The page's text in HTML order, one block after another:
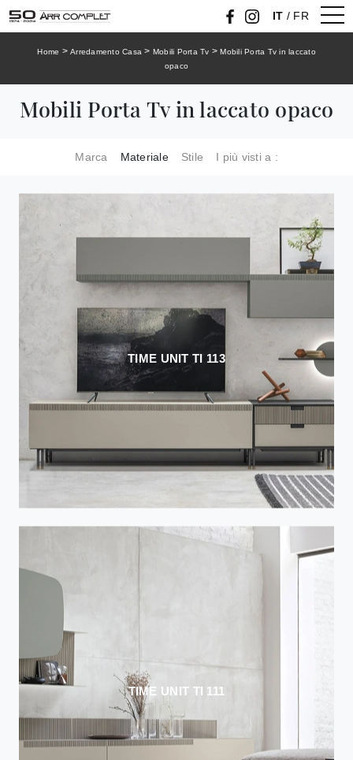
IT / FR
Home > Arredamento Casa > Mobili Porta Tv >Mobili Porta Tv in laccato
opaco
Mobili Porta Tv in laccato opaco
Marca Materiale Stile I più visti a :
TIME UNIT TI 113
TIME UNIT TI 111